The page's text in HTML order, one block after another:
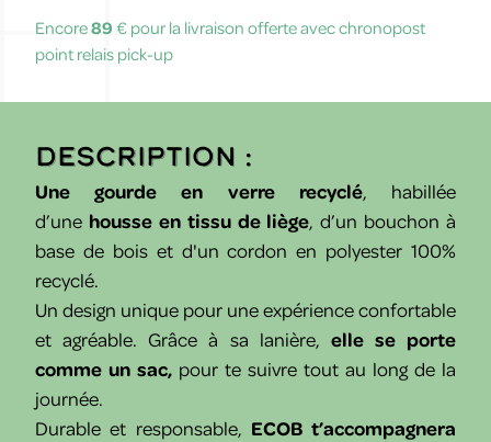
Encore89 € pour la livraison offerte avec chronopost
point relais pick-up
Description :
Une gourde en verre recyclé, habillée
d’une housse en tissu de liège, d’un bouchon à
base de bois et d'un cordon en polyester 100%
recyclé.
Un design unique pour une expérience confortable
et agréable. Grâce à sa lanière, elle se porte
comme un sac, pour te suivre tout au long de la
journée.
Durable et responsable, ECOB t’accompagnera